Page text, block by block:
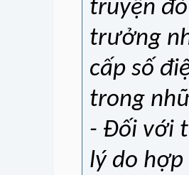
truyện
trưởng
cấp số
trong
- Đối với
lý do hợp